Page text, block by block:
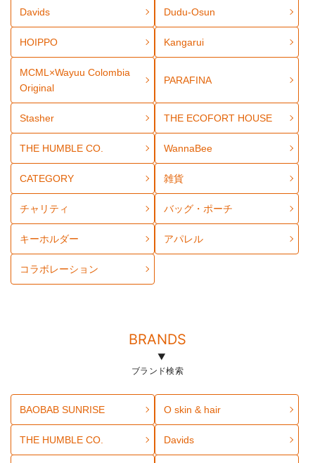
Davids Dudu-Osun
HOIPPO Kangarui
MCML×Wayuu Colombia
Original
PARAFINA
Stasher THE ECOFORT HOUSE
THE HUMBLE CO. WannaBee
CATEGORY 雑貨
チャリティ バッグ・ポーチ
キーホルダー アパレル
コラボレーション
BRANDS
ブランド検索
BAOBAB SUNRISE O skin & hair
THE HUMBLE CO. Davids